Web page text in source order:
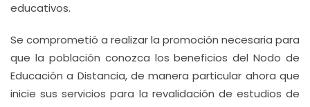
educativos.
Se comprometió a realizar la promoción necesaria para
que la población conozca los beneficios del Nodo de
Educación a Distancia, de manera particular ahora que
inicie sus servicios para la revalidación de estudios de